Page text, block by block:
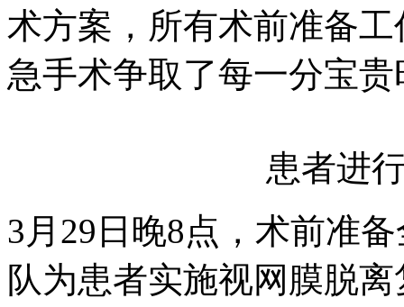
术方案，所有术前准备
急手术争取了每一分宝贵
患者进
3月29日晚8点，术前准
队为患者实施视网膜脱